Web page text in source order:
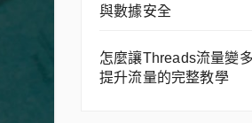
與數據安全
怎麼讓Threads流量變
提升流量的完整教學